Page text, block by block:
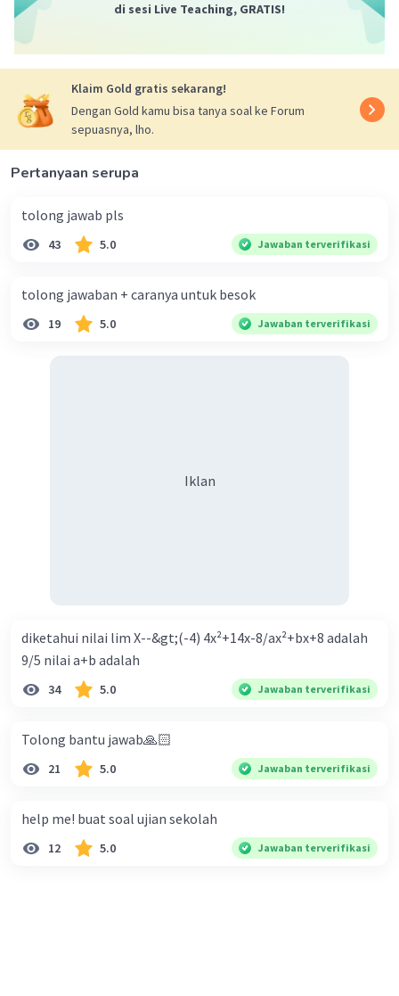
Beri Rating·0.0(0) Balas
di sesi Live Teaching, GRATIS!
Klaim Gold gratis sekarang!
Dengan Gold kamu bisa tanya soal ke Forum
sepuasnya, lho.
Pertanyaan serupa
tolong jawab pls
43 5.0 Jawaban terverifikasi
tolong jawaban + caranya untuk besok
19 5.0 Jawaban terverifikasi
Iklan
diketahui nilai lim X--&gt;(-4) 4x²+14x-8/ax²+bx+8 adalah
9/5 nilai a+b adalah
34 5.0 Jawaban terverifikasi
Tolong bantu jawab🙏🏻
21 5.0 Jawaban terverifikasi
help me! buat soal ujian sekolah
12 5.0 Jawaban terverifikasi